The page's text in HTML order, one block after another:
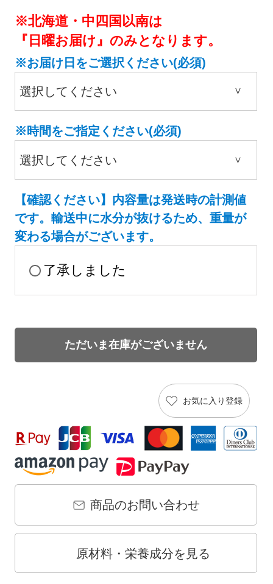
※北海道・中四国以南は
『日曜お届け』のみとなります。
※お届け日をご選択ください(必須)
※時間をご指定ください(必須)
須
)
【確認ください】内容量は発送時の計測値
です。輸送中に水分が抜けるため、重量が
変わる場合がございます。
)
了承しました
ただいま在庫がございません
お気に入り登録
商品のお問い合わせ
原材料・栄養成分を見る